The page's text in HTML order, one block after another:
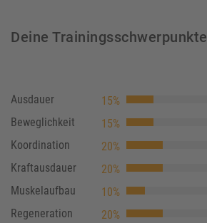
Deine Trainingsschwerpunkte
Ausdauer
15%
Beweglichkeit
15%
Koordination
20%
Kraftausdauer
20%
Muskelaufbau
10%
Regeneration
20%